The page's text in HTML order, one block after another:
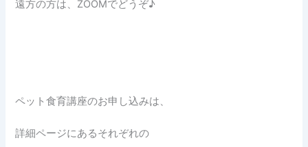
遠方の方は、ZOOMでどうぞ♪
ペット食育講座のお申し込みは、
詳細ページにあるそれぞれの